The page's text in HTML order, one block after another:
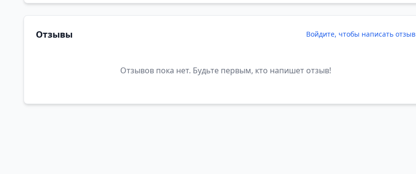
Отзывы Войдите, чтобы написать отзыв
Отзывов пока нет. Будьте первым, кто напишет отзыв!